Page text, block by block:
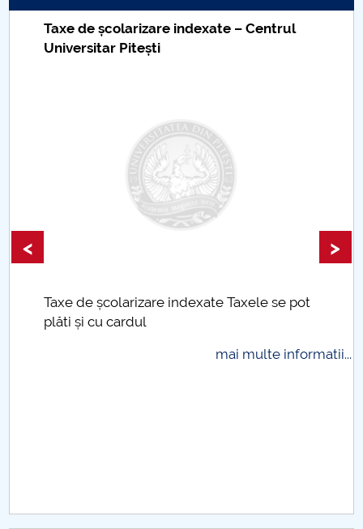
Taxe de școlarizare indexate – Centrul
Universitar Pitești
Taxe de școlarizare indexate Taxele se pot
plăti și cu cardul
mai multe informatii...
< >